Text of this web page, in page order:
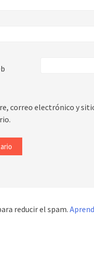
correo electrónico y
reducir el spam.